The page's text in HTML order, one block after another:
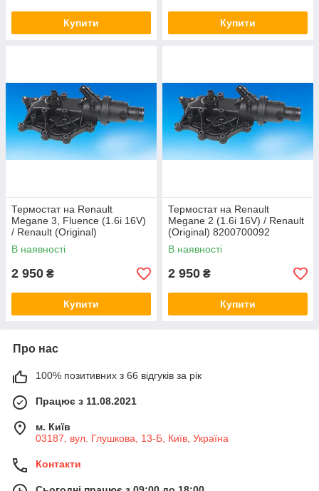
Купити Купити
Термостат на Renault
Megane 3, Fluence (1.6i 16V)
/ Renault (Original)
8200700092
В наявності
2 950 ₴
Купити
Термостат на Renault
Megane 2 (1.6i 16V) / Renault
(Original) 8200700092
В наявності
2 950 ₴
Купити
Про нас
100% позитивних з 66 відгуків за рік
Працює з 11.08.2021
м. Київ
03187, вул. Глушкова, 13-Б, Київ, Україна
Контакти